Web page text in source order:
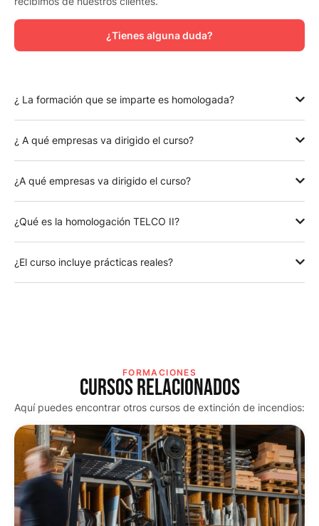
¿Tienes alguna duda?
¿ La formación que se imparte es homologada?
¿ A qué empresas va dirigido el curso?
¿A qué empresas va dirigido el curso?
¿Qué es la homologación TELCO II?
¿El curso incluye prácticas reales?
FORMACIONES
CURSOS RELACIONADOS
Aquí puedes encontrar otros cursos de extinción de incendios: